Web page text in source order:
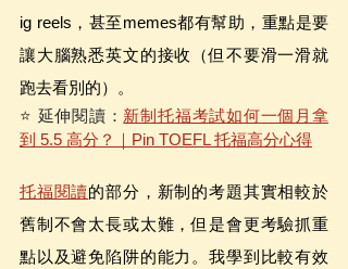
ig reels，甚至memes都有幫助，重點是要
讓大腦熟悉英文的接收（但不要滑一滑就
跑去看別的）。
⭐️ 延伸閱讀： 新制托福考試如何一個月拿
到 5.5 高分？｜Pin TOEFL 托福高分心得
托福閱讀的部分，新制的考題其實相較於
舊制不會太長或太難，但是會更考驗抓重
點以及避免陷阱的能力。我學到比較有效